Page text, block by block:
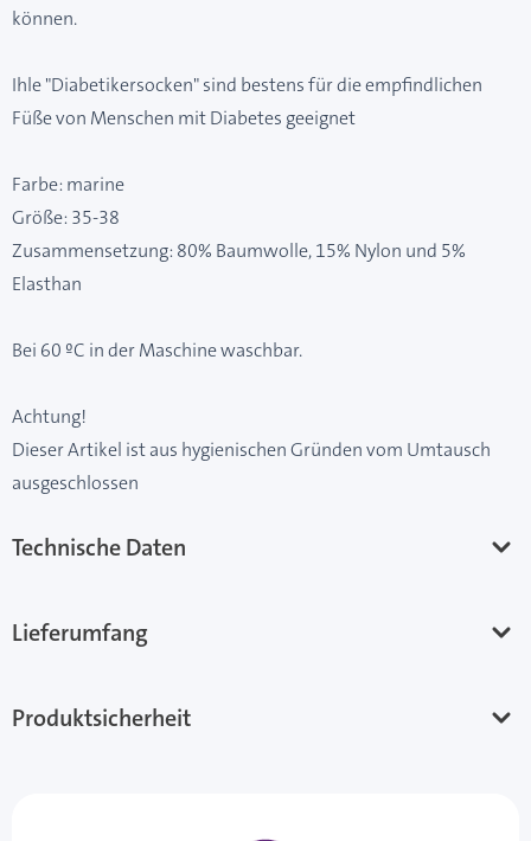
können.
Ihle "Diabetikersocken" sind bestens für die empfindlichen
Füße von Menschen mit Diabetes geeignet
Farbe: marine
Größe: 35-38
Zusammensetzung: 80% Baumwolle, 15% Nylon und 5%
Elasthan
Bei 60 ºC in der Maschine waschbar.
Achtung!
Dieser Artikel ist aus hygienischen Gründen vom Umtausch
ausgeschlossen
Technische Daten
Lieferumfang
Produktsicherheit